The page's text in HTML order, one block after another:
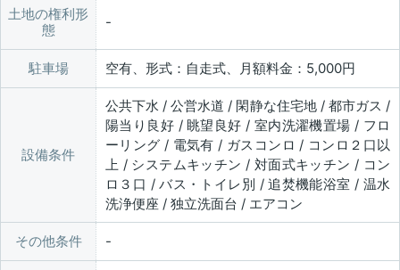
土地の権利形
態
駐車場 空有、形式：自走式、月額料金：5,000円
設備条件
公共下水 / 公営水道 / 閑静な住宅地 / 都市ガス /
陽当り良好 / 眺望良好 / 室内洗濯機置場 / フロ
ーリング / 電気有 / ガスコンロ / コンロ２口以
上 / システムキッチン / 対面式キッチン / コン
ロ３口 / バス・トイレ別 / 追焚機能浴室 / 温水
洗浄便座 / 独立洗面台 / エアコン
その他条件